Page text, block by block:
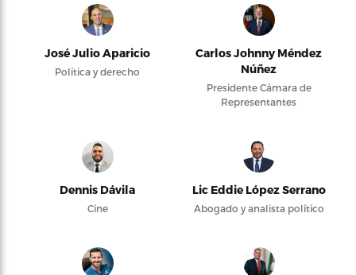
José Julio Aparicio
Política y derecho
Carlos Johnny Méndez
Núñez
Presidente Cámara de
Representantes
Dennis Dávila
Cine
Lic Eddie López Serrano
Abogado y analista político